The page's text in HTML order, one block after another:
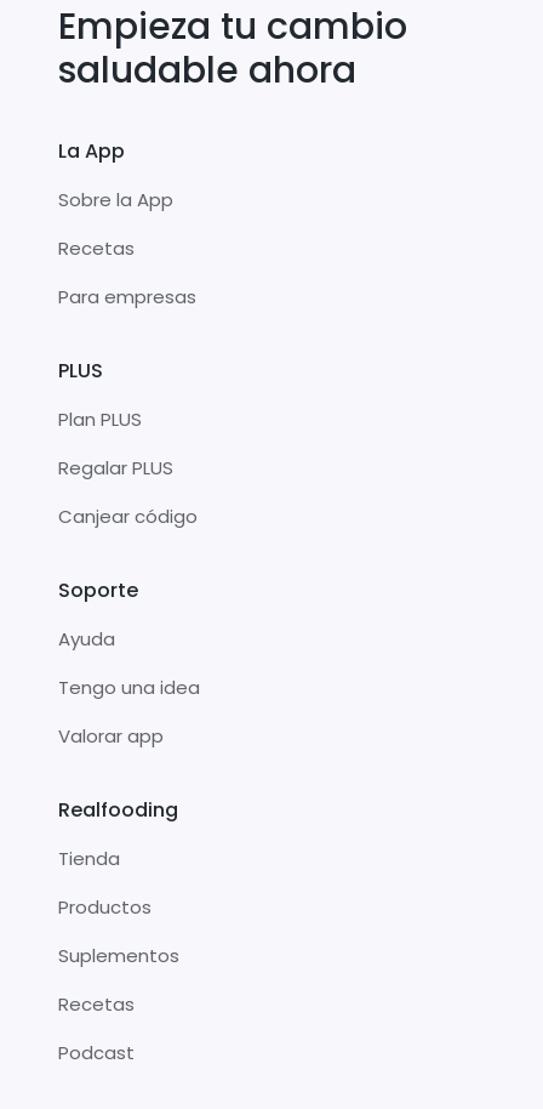
Empieza tu cambio
saludable ahora
La App
Sobre la App
Recetas
Para empresas
PLUS
Plan PLUS
Regalar PLUS
Canjear código
Soporte
Ayuda
Tengo una idea
Valorar app
Realfooding
Tienda
Productos
Suplementos
Recetas
Podcast